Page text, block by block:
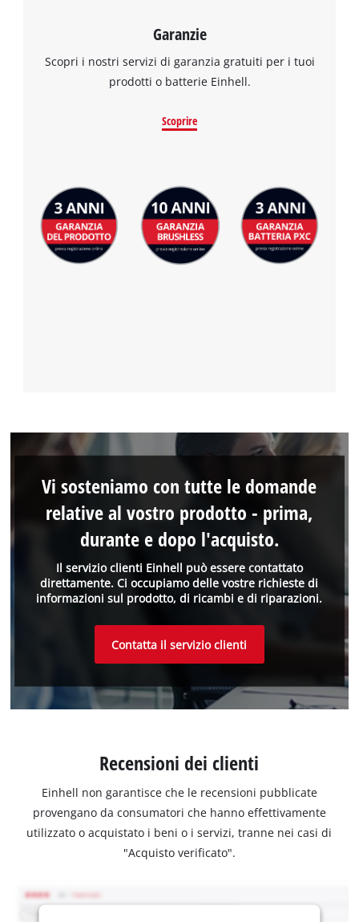
the site with their CMP to add this content
to the list of technologies used.
Powered by
Usercentrics Consent
Management Platform
Garanzie
Scopri i nostri servizi di garanzia gratuiti per i tuoi
prodotti o batterie Einhell.
Scoprire
Il servizio clienti Einhell può essere contattato
direttamente. Ci occupiamo delle vostre richieste di
informazioni sul prodotto, di ricambi e di riparazioni.
Vi sosteniamo con tutte le domande
relative al vostro prodotto - prima,
durante e dopo l'acquisto.
Contatta il servizio clienti
Recensioni dei clienti
Einhell non garantisce che le recensioni pubblicate
provengano da consumatori che hanno effettivamente
utilizzato o acquistato i beni o i servizi, tranne nei casi di
"Acquisto verificato".